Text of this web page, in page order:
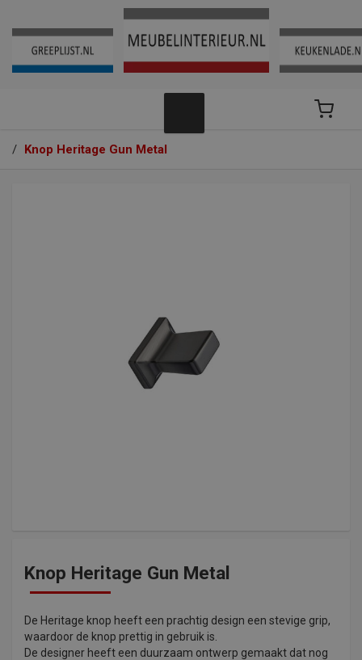
/ Knop Heritage Gun Metal
Knop Heritage Gun Metal
De Heritage knop heeft een prachtig design een stevige grip,
waardoor de knop prettig in gebruik is.
De designer heeft een duurzaam ontwerp gemaakt dat nog